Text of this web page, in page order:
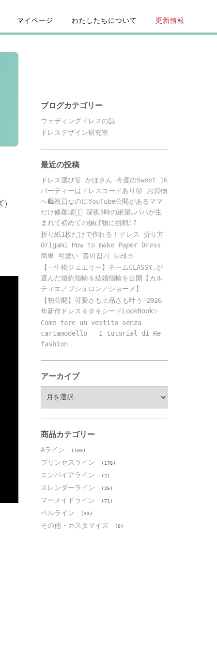
マイページ わたしたちについて 更新情報
ブログカテゴリー
ウェディングドレスの話
ドレスデザイン研究室
最近の投稿
ドレス選び👗 かほさん 今度のSweet 16
パーティーはドレスコードあり😮 お買物
へ🛍️祝日なのにYouTube公開があるママ
だけ修羅場😵‍💫 深夜3時の絶望…パパが生
まれて初めての揚げ物に挑戦!?
折り紙1枚だけで作れる！ドレス 折り方
Origami How to make Paper Dress
簡単 可愛い 종이접기 드레스
【一生物ジュエリー】チームCLASSY.が
選んだ婚約指輪＆結婚指輪を公開【カル
ティエ／ブシュロン／ショーメ】
【初公開】可愛さも上品さも叶う♡2026
年新作ドレス＆タキシードLookBook✨
Come fare un vestito senza
cartamodello – I tutorial di Re-
fashion
アーカイブ
ブ
商品カテゴリー
Aライン (103)
プリンセスライン (178)
エンパイアライン (2)
スレンダーライン (26)
マーメイドライン (71)
ベルライン (33)
その他・カスタマイズ (0)